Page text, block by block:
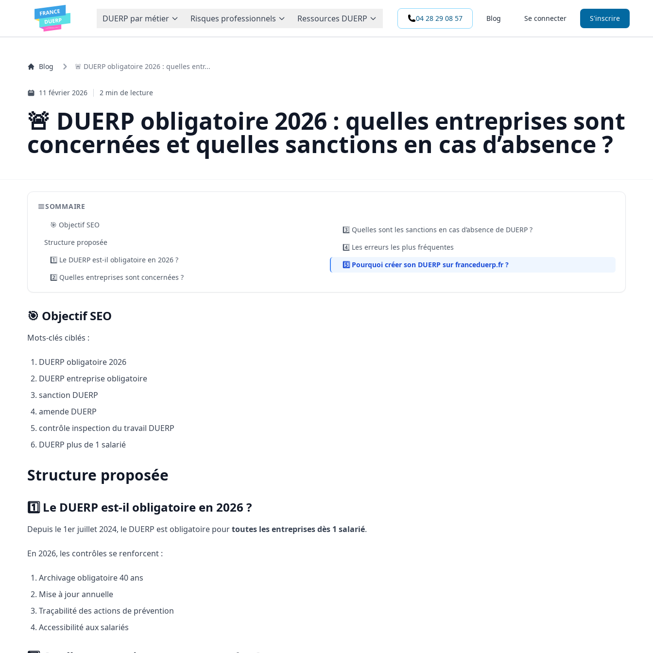
DUERP par métier Risques professionnels Ressources DUERP 04 28 29 08 57 Blog Se connecter S'inscrire
Blog 🚨 DUERP obligatoire 2026 : quelles entr...
11 février 2026 2 min de lecture
🚨 DUERP obligatoire 2026 : quelles entreprises sont
concernées et quelles sanctions en cas d’absence ?
SOMMAIRE
🎯 Objectif SEO
Structure proposée
1️⃣ Le DUERP est-il obligatoire en 2026 ?
2️⃣ Quelles entreprises sont concernées ?
3️⃣ Quelles sont les sanctions en cas d’absence de DUERP ?
4️⃣ Les erreurs les plus fréquentes
5️⃣ Pourquoi créer son DUERP sur franceduerp.fr ?
🎯 Objectif SEO
Mots-clés ciblés :
DUERP obligatoire 2026
DUERP entreprise obligatoire
sanction DUERP
amende DUERP
contrôle inspection du travail DUERP
DUERP plus de 1 salarié
Structure proposée
1️⃣ Le DUERP est-il obligatoire en 2026 ?
Depuis le 1er juillet 2024, le DUERP est obligatoire pourtoutes les entreprises dès 1 salarié.
En 2026, les contrôles se renforcent :
Archivage obligatoire 40 ans
Mise à jour annuelle
Traçabilité des actions de prévention
Accessibilité aux salariés